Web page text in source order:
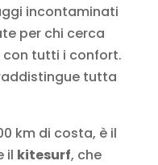
incontaminati
per chi cerca
con tutti i confort.
tutta
km di costa, è il
il kitesurf, che